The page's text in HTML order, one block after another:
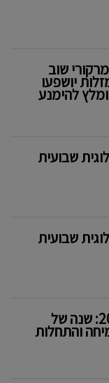
שוב
יושפעו
להימנע
שבועית
שבועית
מזל סרטן 2026: שנה של
והתחלות